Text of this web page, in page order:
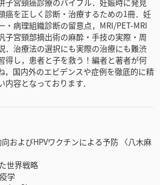
癌を正しく診断・治療するための1冊．妊
・病理組織診断の留意点，MRI/PET-MRI
子宮頸部摘出術の麻酔・手技の実際・周
．治療法の選択にも実際の治療にも難渋
得し，患者と子を救う！編者と著者が何
，国内外のエビデンスや症例を徹底的に精
容となっております．
およびHPVワクチンによる予防 〈八木麻
世界戦略
学